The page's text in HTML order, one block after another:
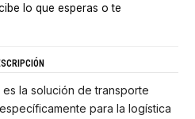
lo que esperas o te
es la solución de transporte
para la logística